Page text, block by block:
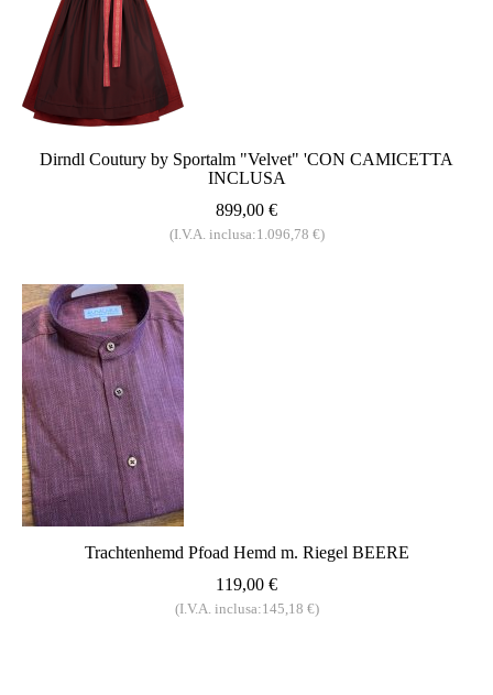
Dirndl Coutury by Sportalm "Velvet" 'CON CAMICETTA
INCLUSA
899,00 €
(I.V.A. inclusa:1.096,78 €)
Trachtenhemd Pfoad Hemd m. Riegel BEERE
119,00 €
(I.V.A. inclusa:145,18 €)